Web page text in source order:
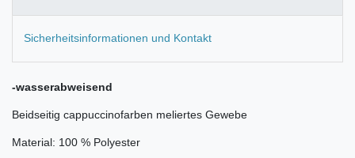
Sicherheitsinformationen und Kontakt
-wasserabweisend
Beidseitig cappuccinofarben meliertes Gewebe
Material: 100 % Polyester